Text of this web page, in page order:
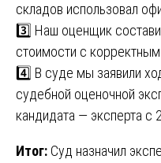
складов использовал
3️⃣ Наш оценщик
стоимости с
4️⃣ В суде мы заявили
судебной оценочной
кандидата — эксперта с
Итог: Суд назначил